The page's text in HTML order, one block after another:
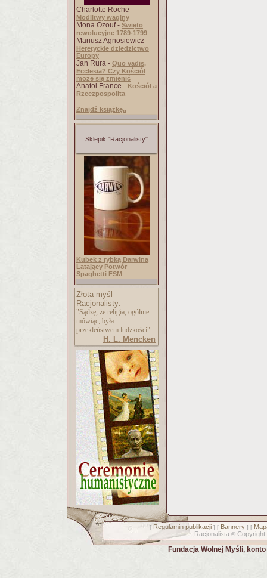
Charlotte Roche -
Modlitwy waginy
Mona Ozouf - Święto
rewolucyjne 1789-1799
Mariusz Agnosiewicz -
Heretyckie dziedzictwo
Europy
Jan Rura - Quo vadis,
Ecclesia? Czy Kościół
może się zmienić
Anatol France - Kościół a
Rzeczpospolita
Znajdź książkę..
Sklepik "Racjonalisty"
Kubek z rybką Darwina
Latający Potwór
Spaghetti FSM
Złota myśl
Racjonalisty:
"Sądzę, że religia, ogólnie
mówiąc, była
przekleństwem ludzkości".
H. L. Mencken
[ Regulamin publikacji] [ Bannery] [
Racjonalista © Copyright
Fundacja Wolnej Myśli,